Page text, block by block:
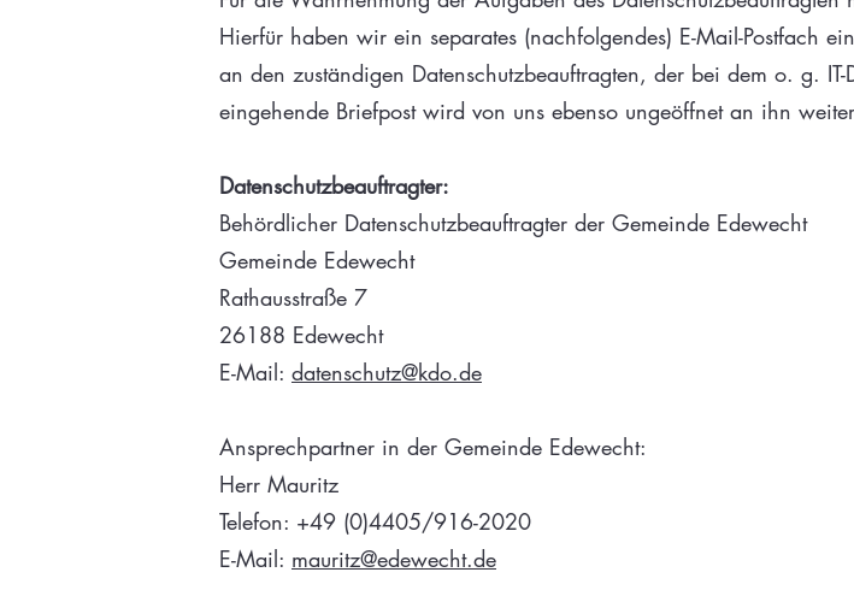
Hierfür haben wir ein separates (nachfolgendes) E-Mail-Postfach
an den zuständigen Datenschutzbeauftragten, der bei dem o. g.
eingehende Briefpost wird von uns ebenso ungeöffnet an ihn
Datenschutzbeauftragter:
Behördlicher Datenschutzbeauftragter der Gemeinde Edewecht
Gemeinde Edewecht
Rathausstraße 7
26188 Edewecht
E-Mail: datenschutz@kdo.de
Ansprechpartner in der Gemeinde Edewecht:
Herr Mauritz
Telefon: +49 (0)4405/916-2020
E-Mail: mauritz@edewecht.de